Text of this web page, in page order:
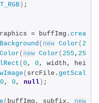
) ;
= buffImg.
( new Color ( 255
( new Color ( 255 , 255
(0 , 0 , width, height
( srcFile.
0 , 0 , null) ;
( buffImg, subfix, new